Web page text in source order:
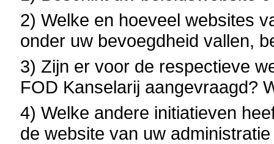
2) Welke en hoeveel websites
onder uw bevoegdheid vallen,
3) Zijn er voor de respectieve
FOD Kanselarij aangevraagd?
4) Welke andere initiatieven
de website van uw